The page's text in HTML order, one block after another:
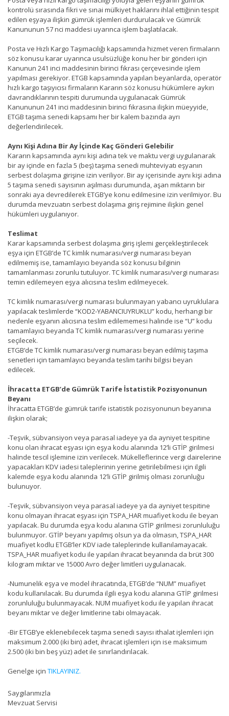
kontrolü sırasında fikri ve sınai mülkiyet haklarını ihlal ettiğinin tespit
edilen eşyaya ilişkin gümrük işlemleri durdurulacak ve Gümrük
Kanununun 57 nci maddesi uyarınca işlem başlatılacak.
Posta ve Hızlı Kargo Taşımacılığı kapsamında hizmet veren firmaların
söz konusu karar uyarınca usulsüzlüğe konu her bir gönderi için
Kanunun 241 inci maddesinin birinci fıkrası çerçevesinde işlem
yapılması gerekiyor. ETGB kapsamında yapılan beyanlarda, operatör
hızlı kargo taşıyıcısı firmaların Kararın söz konusu hükümlere aykırı
davrandıklarının tespiti durumunda uygulanacak Gümrük
Kanununun 241 inci maddesinin birinci fıkrasına ilişkin müeyyide,
ETGB taşıma senedi kapsamı her bir kalem bazında ayrı
değerlendirilecek.
Aynı Kişi Adına Bir Ay İçinde Kaç Gönderi Gelebilir
Kararın kapsamında aynı kişi adına tek ve maktu vergi uygulanarak
bir ay içinde en fazla 5 (beş) taşıma senedi muhteviyatı eşyanın
serbest dolaşıma girişine izin veriliyor. Bir ay içerisinde aynı kişi adına
5 taşıma senedi sayısının aşılması durumunda, aşan miktarın bir
sonraki aya devredilerek ETGB’ye konu edilmesine izin verilmiyor. Bu
durumda mevzuatın serbest dolaşıma giriş rejimine ilişkin genel
hükümleri uygulanıyor.
Teslimat
Karar kapsamında serbest dolaşıma giriş işlemi gerçekleştirilecek
eşya için ETGB’de TC kimlik numarası/vergi numarası beyan
edilmemiş ise, tamamlayıcı beyanda söz konusu bilginin
tamamlanması zorunlu tutuluyor. TC kimlik numarası/vergi numarası
temin edilemeyen eşya alıcısına teslim edilmeyecek.
TC kimlik numarası/vergi numarası bulunmayan yabancı uyruklulara
yapılacak teslimlerde “KOD2-YABANCIUYRUKLU” kodu, herhangi bir
nedenle eşyanın alıcısına teslim edilememesi halinde ise “U” kodu
tamamlayıcı beyanda TC kimlik numarası/vergi numarası yerine
seçilecek.
ETGB’de TC kimlik numarası/vergi numarası beyan edilmiş taşıma
senetleri için tamamlayıcı beyanda teslim tarihi bilgisi beyan
edilecek.
İhracatta ETGB’de Gümrük Tarife İstatistik Pozisyonunun
Beyanı
İhracatta ETGB’de gümrük tarife istatistik pozisyonunun beyanına
ilişkin olarak;
-Teşvik, sübvansiyon veya parasal iadeye ya da ayniyet tespitine
konu olan ihracat eşyası için eşya kodu alanında 12’li GTİP girilmesi
halinde tescil işlemine izin verilecek. Mükelleflerince vergi dairelerine
yapacakları KDV iadesi taleplerinin yerine getirilebilmesi için ilgili
kalemde eşya kodu alanında 12’li GTİP girilmiş olması zorunluğu
bulunuyor.
-Teşvik, sübvansiyon veya parasal iadeye ya da ayniyet tespitine
konu olmayan ihracat eşyası için TSPA_HAR muafiyet kodu ile beyan
yapılacak. Bu durumda eşya kodu alanına GTİP girilmesi zorunluluğu
bulunmuyor. GTİP beyanı yapılmış olsun ya da olmasın, TSPA_HAR
muafiyet kodlu ETGB’ler KDV iade taleplerinde kullanılamayacak.
TSPA_HAR muafiyet kodu ile yapılan ihracat beyanında da brüt 300
kilogram miktar ve 15000 Avro değer limitleri uygulanacak.
-Numunelik eşya ve model ihracatında, ETGB’de “NUM” muafiyet
kodu kullanılacak. Bu durumda ilgili eşya kodu alanına GTİP girilmesi
zorunluluğu bulunmayacak. NUM muafiyet kodu ile yapılan ihracat
beyanı miktar ve değer limitlerine tabi olmayacak.
-Bir ETGB’ye eklenebilecek taşıma senedi sayısı ithalat işlemleri için
maksimum 2.000 (iki bin) adet, ihracat işlemleri için ise maksimum
2.500 (iki bin beş yüz) adet ile sınırlandırılacak.
Genelge için TIKLAYINIZ.
Saygılarımızla
Mevzuat Servisi